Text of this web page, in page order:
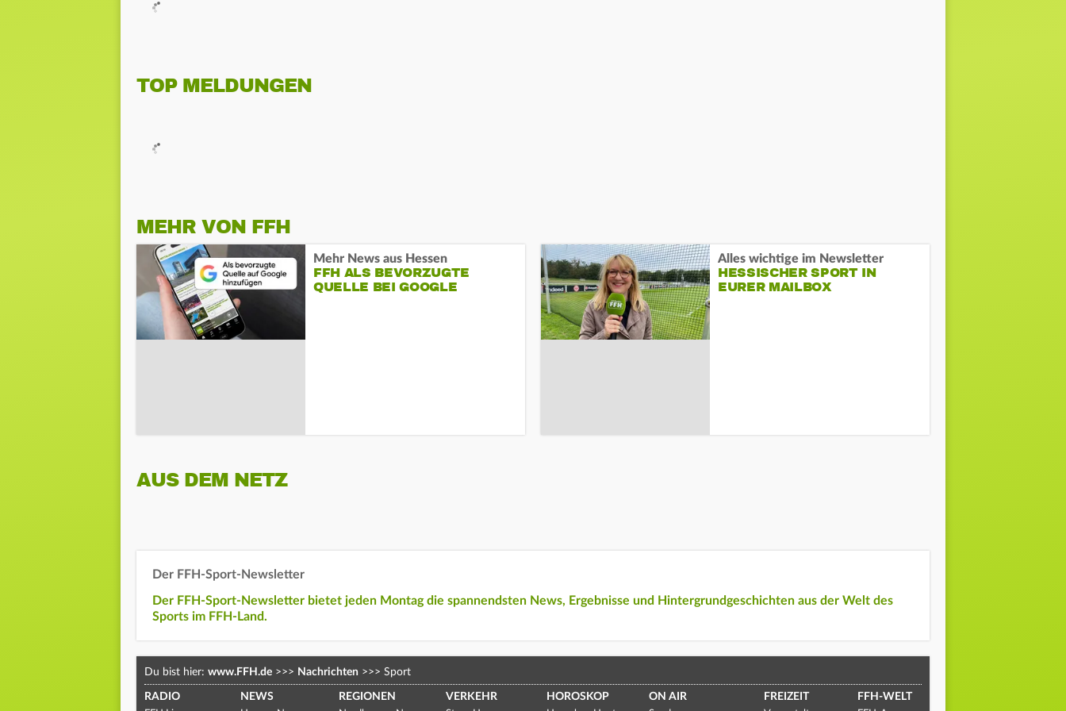
TOP MELDUNGEN
MEHR VON FFH
Mehr News aus Hessen
FFH ALS BEVORZUGTE
QUELLE BEI GOOGLE
Alles wichtige im Newsletter
HESSISCHER SPORT IN
EURER MAILBOX
AUS DEM NETZ
Der FFH-Sport-Newsletter
Der FFH-Sport-Newsletter bietet jeden Montag die spannendsten News, Ergebnisse und Hintergrundgeschichten aus der Welt des
Sports im FFH-Land.
Du bist hier: www.FFH.de >>> Nachrichten >>> Sport
RADIO NEWS REGIONEN VERKEHR HOROSKOP ON AIR FREIZEIT FFH-WELT